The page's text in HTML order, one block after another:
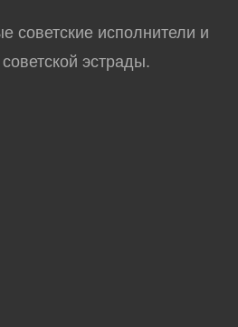
советские исполнители и
эстрады.